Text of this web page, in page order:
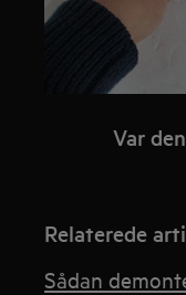
Var
Relaterede
Sådan